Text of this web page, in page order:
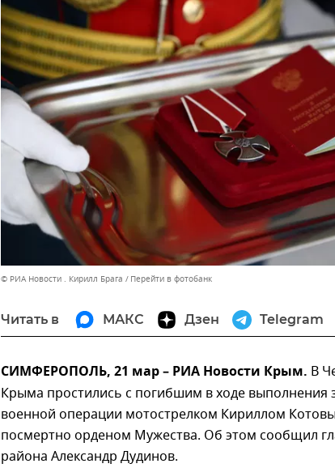
© РИА Новости . Кирилл Брага Перейти в фотобанк
Читать в МАКС Дзен Telegram
СИМФЕРОПОЛЬ, 21 мар – РИА Новости Крым. В
Крыма простились с погибшим в ходе выполнения
военной операции мотострелком Кириллом
посмертно орденом Мужества. Об этом сообщил
района Александр Дудинов.